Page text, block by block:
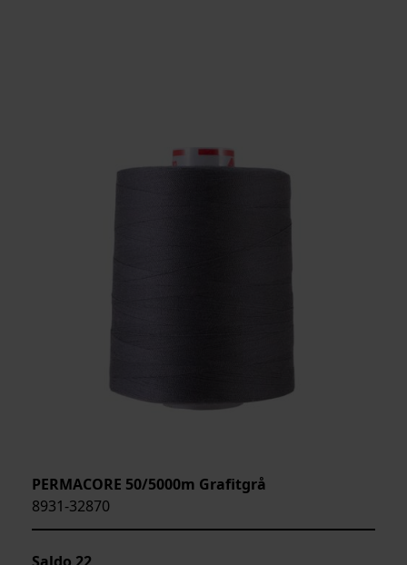
PERMACORE 50/5000m Grafitgrå
8931-32870